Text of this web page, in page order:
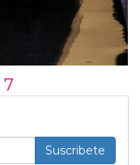
7
Suscribete